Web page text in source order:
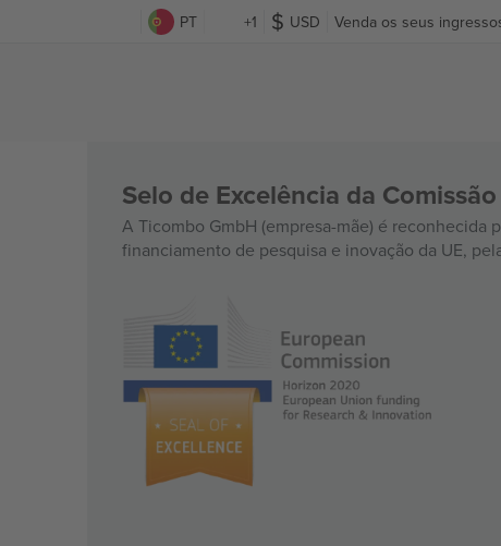
PT +1 USD Venda os seus
Selo de Excelência da
A Ticombo GmbH (empresa-mãe) é reconhecida
financiamento de pesquisa e inovação da UE,